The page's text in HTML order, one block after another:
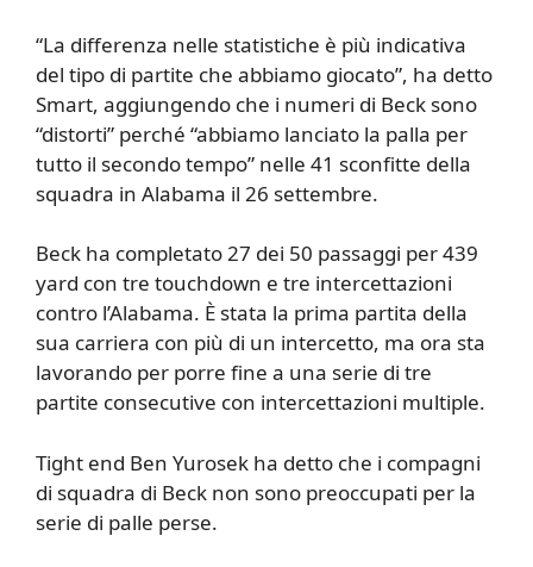
“La differenza nelle statistiche è più indicativa
del tipo di partite che abbiamo giocato”, ha detto
Smart, aggiungendo che i numeri di Beck sono
“distorti” perché “abbiamo lanciato la palla per
tutto il secondo tempo” nelle 41 sconfitte della
squadra in Alabama il 26 settembre.
Beck ha completato 27 dei 50 passaggi per 439
yard con tre touchdown e tre intercettazioni
contro l’Alabama. È stata la prima partita della
sua carriera con più di un intercetto, ma ora sta
lavorando per porre fine a una serie di tre
partite consecutive con intercettazioni multiple.
Tight end Ben Yurosek ha detto che i compagni
di squadra di Beck non sono preoccupati per la
serie di palle perse.